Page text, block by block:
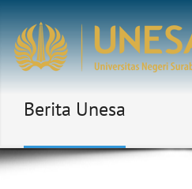
Berita Unesa